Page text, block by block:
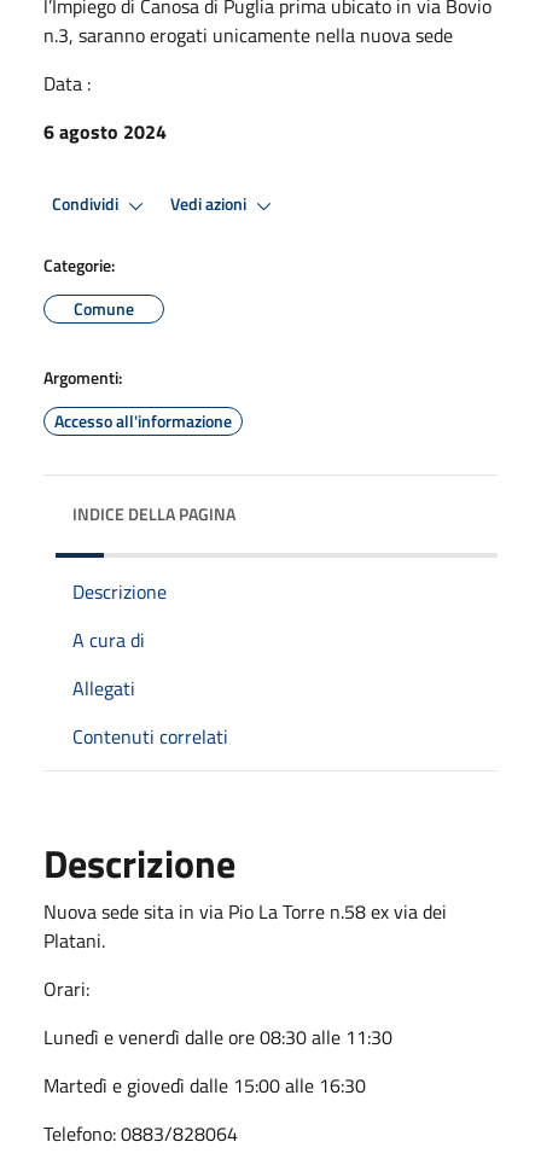
n.3, saranno erogati unicamente nella nuova sede
Data :
6 agosto 2024
Condividi Vedi azioni
Categorie:
Comune
Argomenti:
Accesso all'informazione
INDICE DELLA PAGINA
Descrizione
A cura di
Allegati
Contenuti correlati
Descrizione
Nuova sede sita in via Pio La Torre n.58 ex via dei
Platani.
Orari:
Lunedì e venerdì dalle ore 08:30 alle 11:30
Martedì e giovedì dalle 15:00 alle 16:30
Telefono: 0883/828064